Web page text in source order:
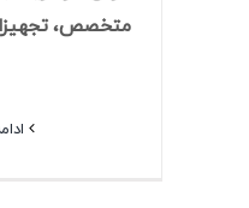
متخصص،